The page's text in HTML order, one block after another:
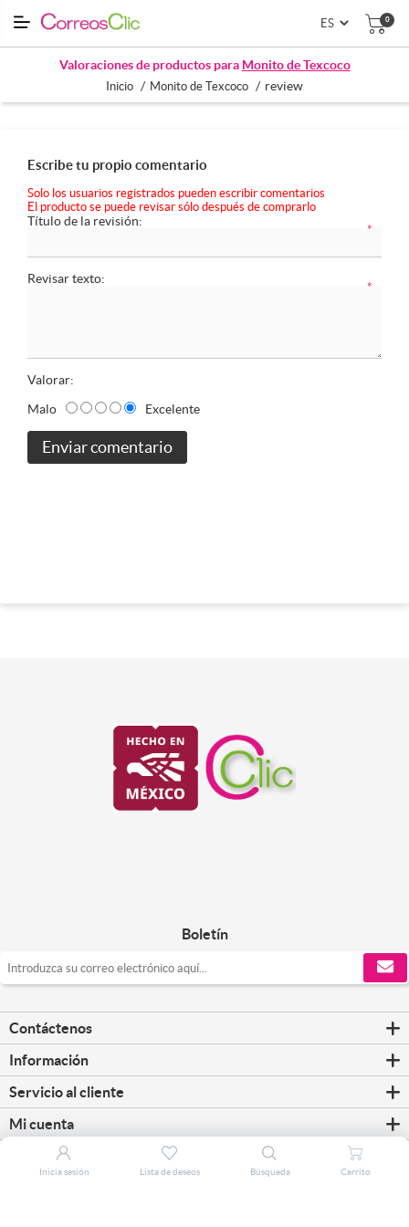
0
Valoraciones de productos para Monito de Texcoco
Inicio / Monito de Texcoco / review
Escribe tu propio comentario
Solo los usuarios registrados pueden escribir comentarios
El producto se puede revisar sólo después de comprarlo
Título de la revisión:
*
Revisar texto:
*
Valorar:
Malo
Excelente
Enviar comentario
Boletín
Contáctenos
Información
Servicio al cliente
Mi cuenta
Inicia sesión Lista de deseos Búsqueda Carrito